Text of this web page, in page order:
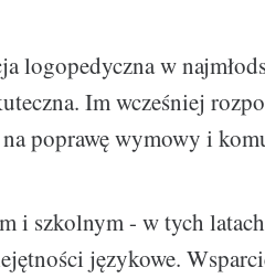
logopedyczna w
Im wcześniej
na poprawę wymowy i
i szkolnym - w tych
językowe.